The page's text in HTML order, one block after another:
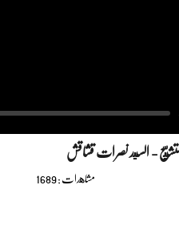
- السيد نصرات قشاقش
مشاهدات : 1689